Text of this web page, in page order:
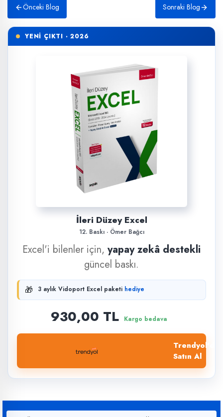
Önceki Blog Sonraki Blog
YENİ ÇIKTI · 2026
İleri Düzey Excel
12. Baskı · Ömer Bağcı
Excel'i bilenler için, yapay zekâ destekli
güncel baskı.
🎁 3 aylık Vidoport Excel paketi hediye
930,00 TL Kargo bedava
Trendyol'dan
Satın Al